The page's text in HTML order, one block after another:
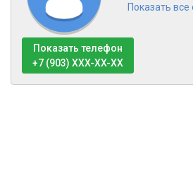
Показать
Показать телефон
+7 (903) XXX-XX-XX